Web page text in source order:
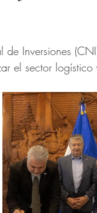
Inversiones
el sector